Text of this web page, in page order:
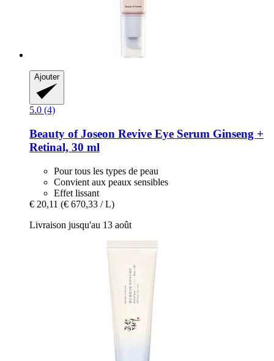
Ajouter
5.0 (4)
Beauty of Joseon Revive Eye Serum Ginseng +
Retinal, 30 ml
Pour tous les types de peau
Convient aux peaux sensibles
Effet lissant
€ 20,11 (€ 670,33 / L)
Livraison jusqu'au 13 août